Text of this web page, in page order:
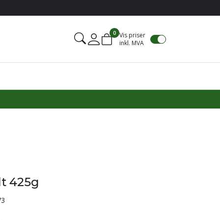
Mine sider
0 Vis priser
inkl. MVA
425g